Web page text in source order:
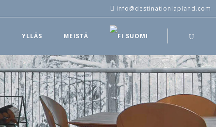
info@destinationlapland.com
YLLÄS MEISTÄ SUOMI